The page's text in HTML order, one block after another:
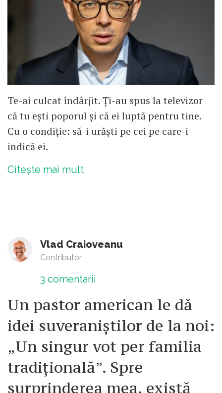
Te-ai culcat îndârjit. Ți-au spus la televizor
că tu ești poporul și că ei luptă pentru tine.
Cu o condiție: să-i urăști pe cei pe care-i
indică ei.
Citește mai mult
Vlad Craioveanu
Contributor
3 comentarii
Un pastor american le dă
idei suveraniștilor de la noi:
„Un singur vot per familia
tradițională”. Spre
surprinderea mea, există